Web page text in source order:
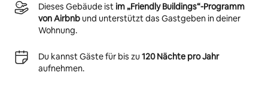
Dieses Gebäude istim „Friendly Buildings“-Programm
von Airbnbund unterstützt das Gastgeben in deiner
Wohnung.
Du kannst Gäste für bis zu 120 Nächte pro Jahr
aufnehmen.